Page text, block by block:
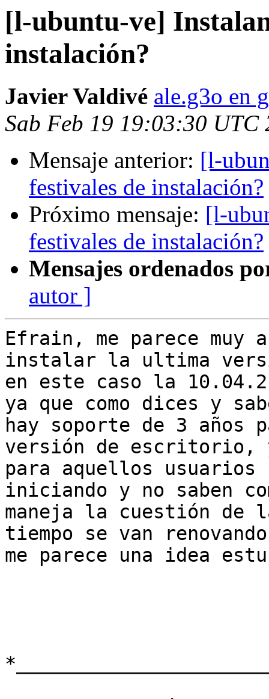
[l-ubuntu-ve]
instalación?
Javier Valdivé ale.g3o en
Sab Feb 19 19:03:30 UTC
Mensaje anterior: [l-
festivales de instalación?
Próximo mensaje: [l-
festivales de instalación?
Mensajes ordenados
autor ]
Efrain, me parece
instalar la ultima
en este caso la
ya que como dices y
hay soporte de 3 años
versión de escritorio,
para aquellos usuarios
iniciando y no saben
maneja la cuestión de
tiempo se van
me parece una idea